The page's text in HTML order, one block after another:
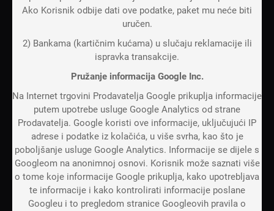
Ako Korisnik odbije dati ove podatke, paket mu neće biti
uručen.
2) Bankama (kartičnim kućama) u slučaju reklamacije ili
ispravka transakcije.
Pružanje informacija Google Inc.
Na Internet trgovini Prodavatelja Google prikuplja informacije
putem upotrebe usluge Google Analytics od strane
Prodavatelja. Google koristi ove informacije, uključujući IP
adrese i podatke iz kolačića, u više svrha, kao što je
poboljšanje usluge Google Analytics. Informacije se dijele s
Googleom na anonimnoj osnovi. Korisnik može saznati više
o tome koje informacije Google prikuplja, kako upotrebljava
te informacije i kako kontrolirati informacije poslane
Googleu i to pregledom stranice Googleovih pravila o